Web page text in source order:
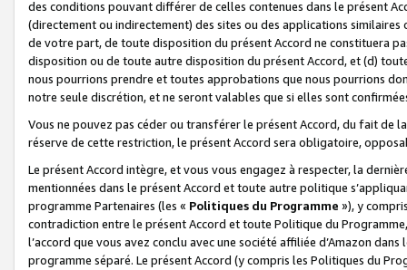
des conditions pouvant différer de celles contenues dans le présent
(directement ou indirectement) des sites ou des applications
de votre part, de toute disposition du présent Accord ne constituera
disposition ou de toute autre disposition du présent Accord, et (d)
nous pourrions prendre et toutes approbations que nous pourrions
notre seule discrétion, et ne seront valables que si elles sont
Vous ne pouvez pas céder ou transférer le présent Accord, du fait de
réserve de cette restriction, le présent Accord sera obligatoire,
Le présent Accord intègre, et vous vous engagez à respecter, la
mentionnées dans le présent Accord et toute autre politique
programme Partenaires (les « Politiques du Programme »), y
contradiction entre le présent Accord et toute Politique du
l’accord que vous avez conclu avec une société affiliée d’Amazon
programme séparé. Le présent Accord (y compris les Politiques du